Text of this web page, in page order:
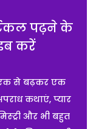
पढ़ने के
करें
एक से बढ़कर एक
कथाएं, प्यार
और भी बहुत